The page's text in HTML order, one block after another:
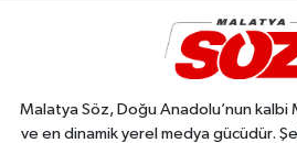
Malatya Söz, Doğu Anadolu’nun kalbi
ve en dinamik yerel medya gücüdür.